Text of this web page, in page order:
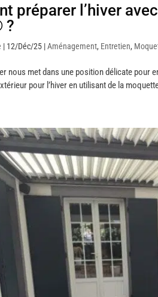
préparer l’hiver
?
| 12/Déc/25 |Aménagement, Entretien,
nous met dans une position délicate
pour l’hiver en utilisant de la